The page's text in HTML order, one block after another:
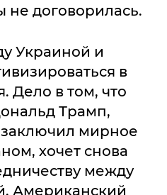
не договорилась.
Украиной и
в
Дело в том, что
Трамп,
мирное
хочет снова
между
Американский